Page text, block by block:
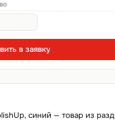
в заявку
синий — товар из